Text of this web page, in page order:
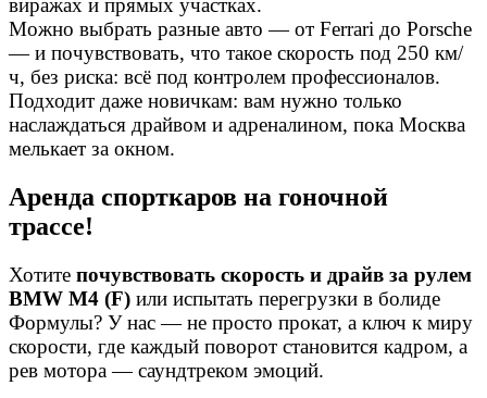
виражах и прямых участках.
Можно выбрать разные авто — от Ferrari до Porsche
— и почувствовать, что такое скорость под 250 км/
ч, без риска: всё под контролем профессионалов.
Подходит даже новичкам: вам нужно только
наслаждаться драйвом и адреналином, пока Москва
мелькает за окном.
Аренда спорткаров на гоночной
трассе!
Хотите почувствовать скорость и драйв за рулем
BMW M4 (F) или испытать перегрузки в болиде
Формулы? У нас — не просто прокат, а ключ к миру
скорости, где каждый поворот становится кадром, а
рев мотора — саундтреком эмоций.